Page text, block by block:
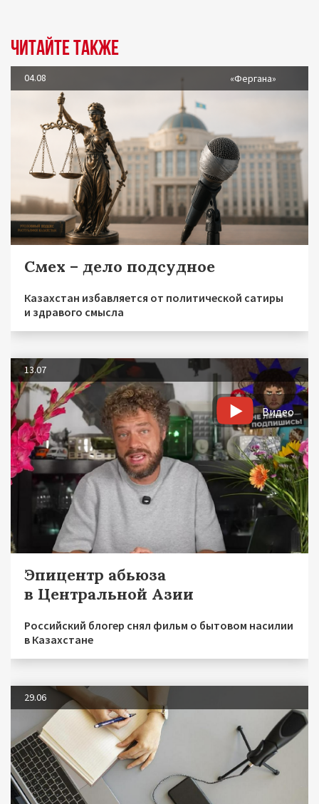
Читайте также
04.08 «Фергана»
Смех – дело подсудное
Казахстан избавляется от политической сатиры
и здравого смысла
13.07
Видео
Эпицентр абьюза
в Центральной Азии
Российский блогер снял фильм о бытовом насилии
в Казахстане
29.06